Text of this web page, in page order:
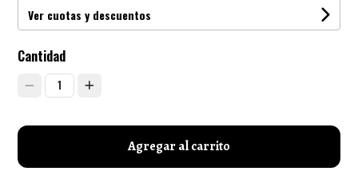
Ver cuotas y descuentos
Cantidad
1
Agregar al carrito